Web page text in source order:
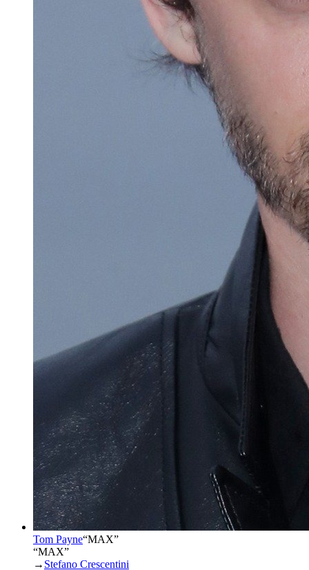
Tom Payne“MAX”
“MAX”
→ Stefano Crescentini